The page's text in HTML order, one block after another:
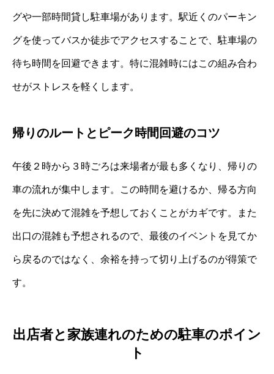
グや一部時間貸し駐車場があります。駅近くのパーキン
グを使ってバスか徒歩でアクセスすることで、駐車場の
待ち時間を回避できます。特に混雑時にはこの組み合わ
せがストレスを軽くします。
帰りのルートとピーク時間回避のコツ
午後２時から３時ごろは来場者が最も多くなり、帰りの
車の流れが集中します。この時間を避けるか、帰る方向
を先に決めて混雑を予想しておくことがカギです。また
出口の混雑も予想されるので、最後のイベントを見てか
ら戻るのではなく、余裕を持って切り上げるのが得策で
す。
出店者と家族連れのための駐車のポイン
ト